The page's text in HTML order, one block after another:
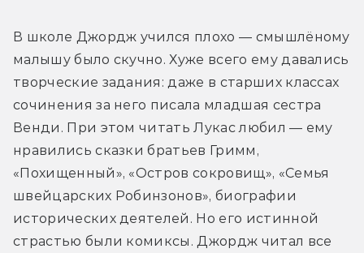
В школе Джордж учился плохо — смышлёному
малышу было скучно. Хуже всего ему давались
творческие задания: даже в старших классах
сочинения за него писала младшая сестра
Венди. При этом читать Лукас любил — ему
нравились сказки братьев Гримм,
«Похищенный», «Остров сокровищ», «Семья
швейцарских Робинзонов», биографии
исторических деятелей. Но его истинной
страстью были комиксы. Джордж читал все